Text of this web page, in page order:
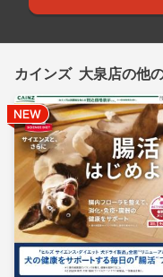
カインズ 大泉店の他